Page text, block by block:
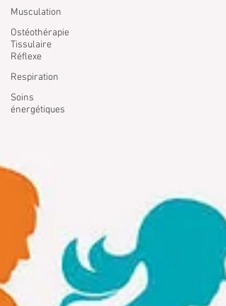
Musculation
Ostéothérapie
Tissulaire
Réflexe
Respiration
Soins
énergétiques